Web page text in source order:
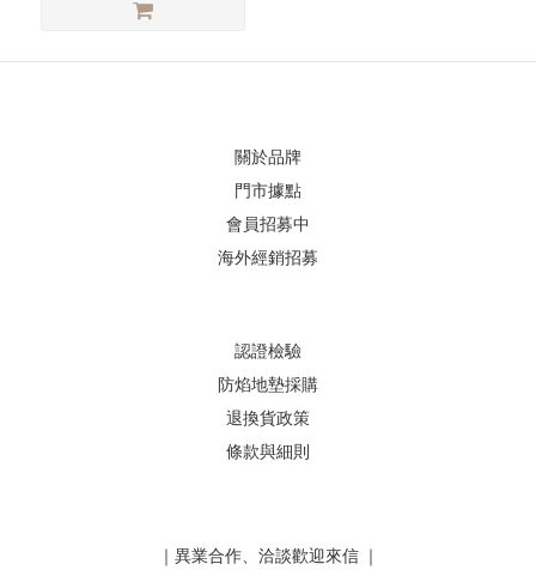
關於品牌
門市據點
會員招募中
海外經銷招募
認證檢驗
防焰地墊採購
退換貨政策
條款與細則
｜異業合作、洽談歡迎來信 ｜